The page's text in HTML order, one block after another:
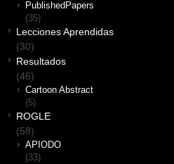
PublishedPapers
(35)
Lecciones Aprendidas
(30)
Resultados
(46)
Cartoon Abstract
(5)
ROGLE
(58)
APIODO
(33)